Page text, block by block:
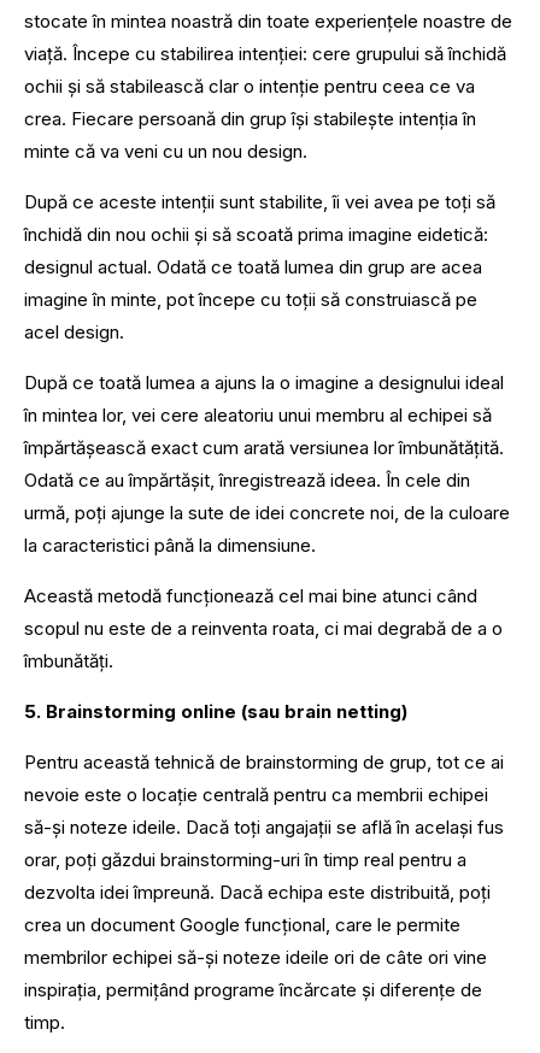
stocate în mintea noastră din toate experiențele noastre de
viață. Începe cu stabilirea intenției: cere grupului să închidă
ochii și să stabilească clar o intenție pentru ceea ce va
crea. Fiecare persoană din grup își stabilește intenția în
minte că va veni cu un nou design.
După ce aceste intenții sunt stabilite, îi vei avea pe toți să
închidă din nou ochii și să scoată prima imagine eidetică:
designul actual. Odată ce toată lumea din grup are acea
imagine în minte, pot începe cu toții să construiască pe
acel design.
După ce toată lumea a ajuns la o imagine a designului ideal
în mintea lor, vei cere aleatoriu unui membru al echipei să
împărtășească exact cum arată versiunea lor îmbunătățită.
Odată ce au împărtășit, înregistrează ideea. În cele din
urmă, poți ajunge la sute de idei concrete noi, de la culoare
la caracteristici până la dimensiune.
Această metodă funcționează cel mai bine atunci când
scopul nu este de a reinventa roata, ci mai degrabă de a o
îmbunătăți.
5. Brainstorming online (sau brain netting)
Pentru această tehnică de brainstorming de grup, tot ce ai
nevoie este o locație centrală pentru ca membrii echipei
să-și noteze ideile. Dacă toți angajații se află în același fus
orar, poți găzdui brainstorming-uri în timp real pentru a
dezvolta idei împreună. Dacă echipa este distribuită, poți
crea un document Google funcțional, care le permite
membrilor echipei să-și noteze ideile ori de câte ori vine
inspirația, permițând programe încărcate și diferențe de
timp.